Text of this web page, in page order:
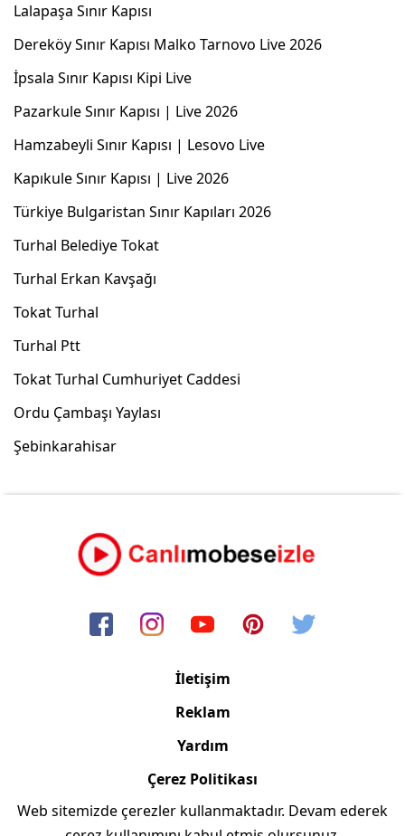
Lalapaşa Sınır Kapısı
Dereköy Sınır Kapısı Malko Tarnovo Live 2026
İpsala Sınır Kapısı Kipi Live
Pazarkule Sınır Kapısı | Live 2026
Hamzabeyli Sınır Kapısı | Lesovo Live
Kapıkule Sınır Kapısı | Live 2026
Türkiye Bulgaristan Sınır Kapıları 2026
Turhal Belediye Tokat
Turhal Erkan Kavşağı
Tokat Turhal
Turhal Ptt
Tokat Turhal Cumhuriyet Caddesi
Ordu Çambaşı Yaylası
Şebinkarahisar
İletişim
Reklam
Yardım
Çerez Politikası
Copyright © 2006/2024 Canlimobeseizle.com
Web sitemizde çerezler kullanmaktadır. Devam ederek